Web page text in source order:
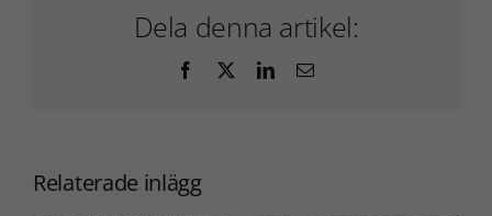
Dela denna artikel:
Facebook LinkedIn
E-
Relaterade inlägg
med dig av dina
intressen och
ditt beteende när